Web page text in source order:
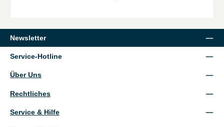
Newsletter
Service-Hotline
Über Uns
Rechtliches
Service & Hilfe